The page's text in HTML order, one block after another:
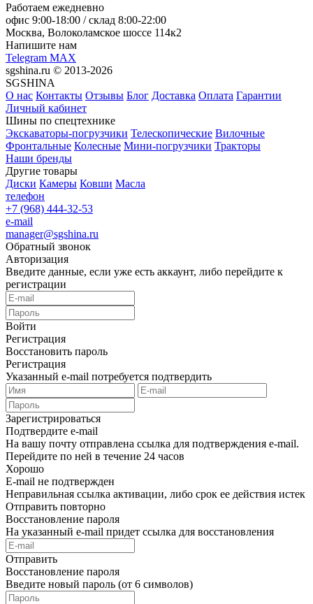
Работаем ежедневно
офис 9:00-18:00 / склад 8:00-22:00
Москва, Волоколамское шоссе 114к2
Напишите нам
Telegram MAX
sgshina.ru © 2013-2026
SGSHINA
О нас Контакты Отзывы Блог Доставка Оплата Гарантии
Личный кабинет
Шины по спецтехнике
Экскаваторы-погрузчики Телескопические Вилочные
Фронтальные Колесные Мини-погрузчики Тракторы
Наши бренды
Другие товары
Диски Камеры Ковши Масла
телефон
+7 (968) 444-32-53
e-mail
manager@sgshina.ru
Обратный звонок
Авторизация
Введите данные, если уже есть аккаунт, либо перейдите к
регистрации
Войти
Регистрация
Восстановить пароль
Регистрация
Указанный e-mail потребуется подтвердить
Зарегистрироваться
Подтвердите e-mail
На вашу почту отправлена ссылка для подтверждения e-mail.
Перейдите по ней в течение 24 часов
Хорошо
E-mail не подтвержден
Неправильная ссылка активации, либо срок ее действия истек
Отправить повторно
Восстановление пароля
На указанный e-mail придет ссылка для восстановления
Отправить
Восстановление пароля
Введите новый пароль (от 6 символов)